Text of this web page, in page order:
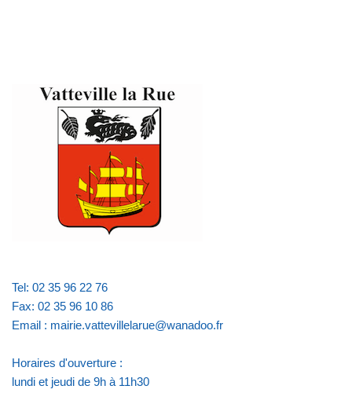
Tel: 02 35 96 22 76
Fax: 02 35 96 10 86
Email : mairie.vattevillelarue@wanadoo.fr
Horaires d'ouverture :
lundi et jeudi de 9h à 11h30